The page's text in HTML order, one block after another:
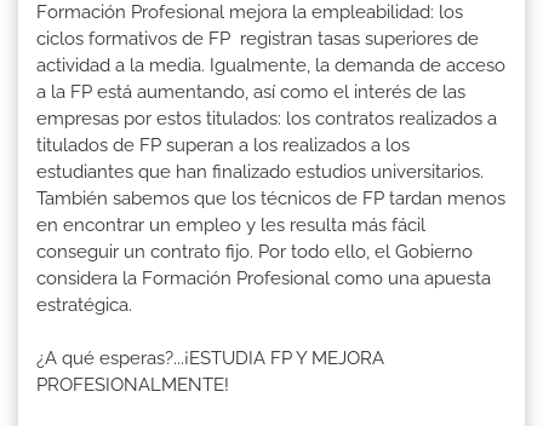
Formación Profesional mejora la empleabilidad: los
ciclos formativos de FP registran tasas superiores de
actividad a la media. Igualmente, la demanda de acceso
a la FP está aumentando, así como el interés de las
empresas por estos titulados: los contratos realizados a
titulados de FP superan a los realizados a los
estudiantes que han finalizado estudios universitarios.
También sabemos que los técnicos de FP tardan menos
en encontrar un empleo y les resulta más fácil
conseguir un contrato fijo. Por todo ello, el Gobierno
considera la Formación Profesional como una apuesta
estratégica.
¿A qué esperas?...¡ESTUDIA FP Y MEJORA
PROFESIONALMENTE!